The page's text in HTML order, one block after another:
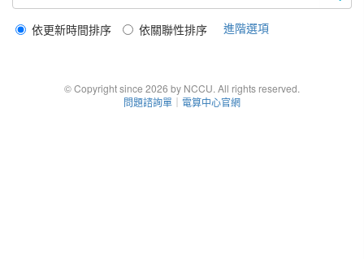
依更新時間排序 依關聯性排序 進階選項
© Copyright since 2026 by NCCU. All rights reserved.
問題諮詢單 ｜ 電算中心官網